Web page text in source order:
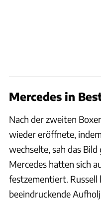
Mercedes in
Nach der zweiten
wieder eröffnete,
wechselte, sah das Bild
Mercedes hatten sich
festzementiert. Russell
beeindruckende